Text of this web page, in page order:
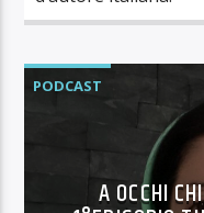
PODCAST
A OCCHI